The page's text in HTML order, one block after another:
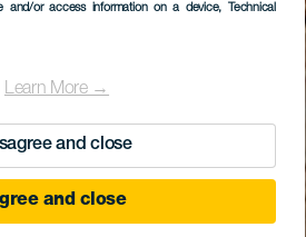
and/or access information on a device, Technical
Learn More →
and close
and close